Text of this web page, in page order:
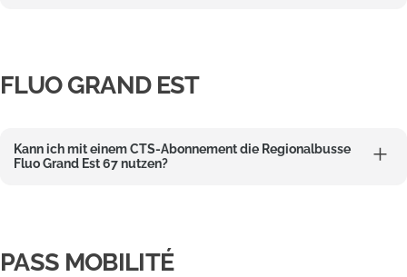
FLUO GRAND EST
Kann ich mit einem CTS-Abonnement die Regionalbusse
Fluo Grand Est 67 nutzen?
PASS MOBILITÉ